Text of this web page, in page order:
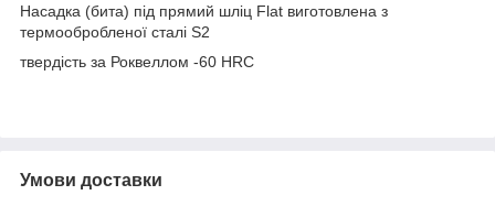
Насадка (бита) під прямий шліц Flat виготовлена з
термообробленої сталі S2
твердість за Роквеллом -60 HRC
Умови доставки